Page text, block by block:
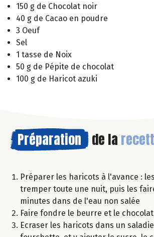
150 g de Chocolat noir
40 g de Cacao en poudre
3 Oeuf
Sel
1 tasse de Noix
50 g de Pépite de chocolat
100 g de Haricot azuki
Préparation de la
Préparer les haricots à l'avance :
tremper toute une nuit, puis les
minutes dans de l'eau non salée
Faire fondre le beurre et le
Ecraser les haricots dans un